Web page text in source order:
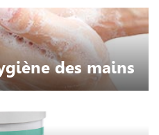
des mains